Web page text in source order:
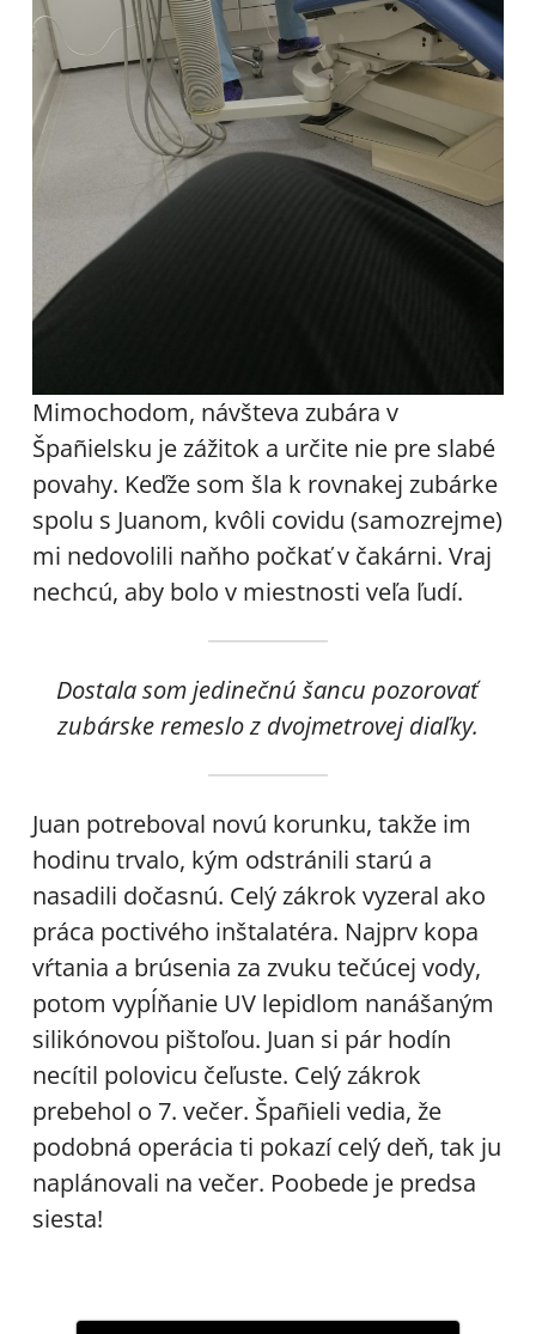
Mimochodom, návšteva zubára v
Špañielsku je zážitok a určite nie pre slabé
povahy. Keďže som šla k rovnakej zubárke
spolu s Juanom, kvôli covidu (samozrejme)
mi nedovolili naňho počkať v čakárni. Vraj
nechcú, aby bolo v miestnosti veľa ľudí.
Dostala som jedinečnú šancu pozorovať
zubárske remeslo z dvojmetrovej diaľky.
Juan potreboval novú korunku, takže im
hodinu trvalo, kým odstránili starú a
nasadili dočasnú. Celý zákrok vyzeral ako
práca poctivého inštalatéra. Najprv kopa
vŕtania a brúsenia za zvuku tečúcej vody,
potom vypĺňanie UV lepidlom nanášaným
silikónovou pištoľou. Juan si pár hodín
necítil polovicu čeľuste. Celý zákrok
prebehol o 7. večer. Špañieli vedia, že
podobná operácia ti pokazí celý deň, tak ju
naplánovali na večer. Poobede je predsa
siesta!